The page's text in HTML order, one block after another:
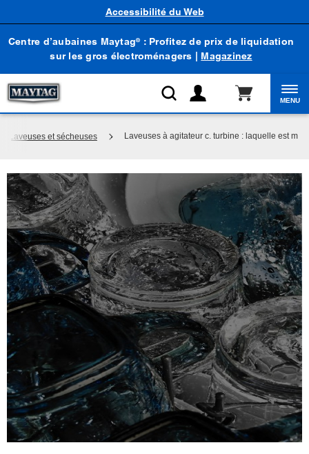
Centre d’aubaines Maytag® : Profitez de prix de liquidation
sur les gros électroménagers | Magazinez
Accessibilité du Web
MENU
Laveuses et sécheuses Laveuses à agitateur c. turbine : laquelle est